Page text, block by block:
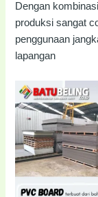
Dengan
produksi sangat
penggunaan
lapangan